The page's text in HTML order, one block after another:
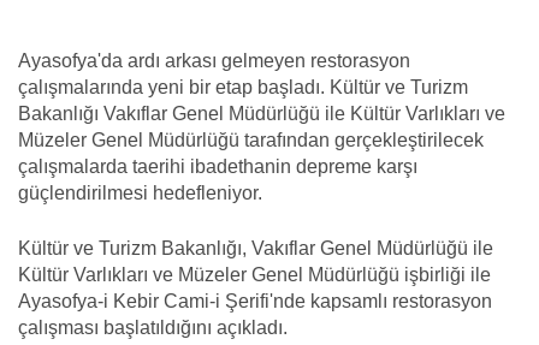
Ayasofya'da ardı arkası gelmeyen restorasyon
çalışmalarında yeni bir etap başladı. Kültür ve Turizm
Bakanlığı Vakıflar Genel Müdürlüğü ile Kültür Varlıkları ve
Müzeler Genel Müdürlüğü tarafından gerçekleştirilecek
çalışmalarda taerihi ibadethanin depreme karşı
güçlendirilmesi hedefleniyor.
Kültür ve Turizm Bakanlığı, Vakıflar Genel Müdürlüğü ile
Kültür Varlıkları ve Müzeler Genel Müdürlüğü işbirliği ile
Ayasofya-i Kebir Cami-i Şerifi'nde kapsamlı restorasyon
çalışması başlatıldığını açıkladı.